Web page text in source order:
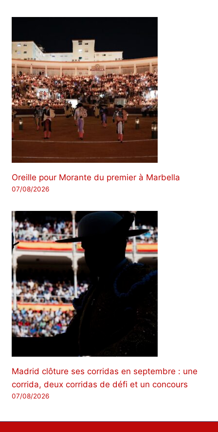
Oreille pour Morante du premier à Marbella
07/08/2026
Madrid clôture ses corridas en septembre : une
corrida, deux corridas de défi et un concours
07/08/2026